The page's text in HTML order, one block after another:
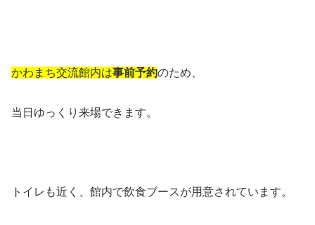
かわまち交流館内は事前予約のため、
当日ゆっくり来場できます。
トイレも近く、館内で飲食ブースが用意されています。